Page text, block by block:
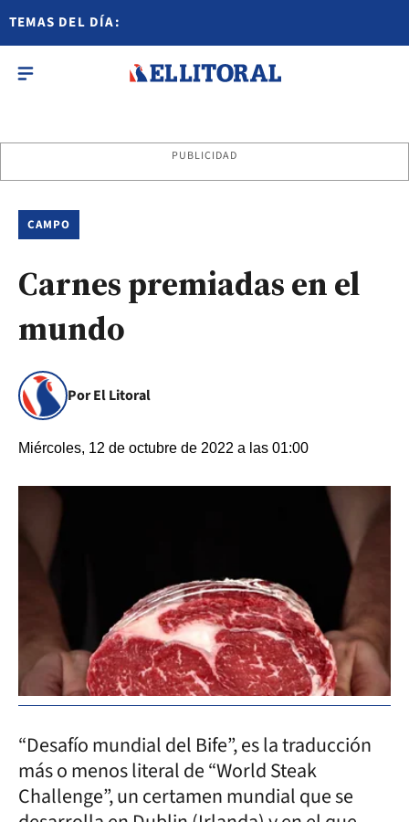
TEMAS DEL DÍA:
PUBLICIDAD
CAMPO
Carnes premiadas en el
mundo
Por El Litoral
Miércoles, 12 de octubre de 2022 a las 01:00
“Desafío mundial del Bife”, es la traducción
más o menos literal de “World Steak
Challenge”, un certamen mundial que se